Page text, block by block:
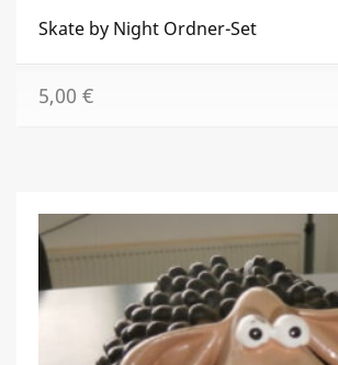
Skate by Night Ordner-Set
5,00 €